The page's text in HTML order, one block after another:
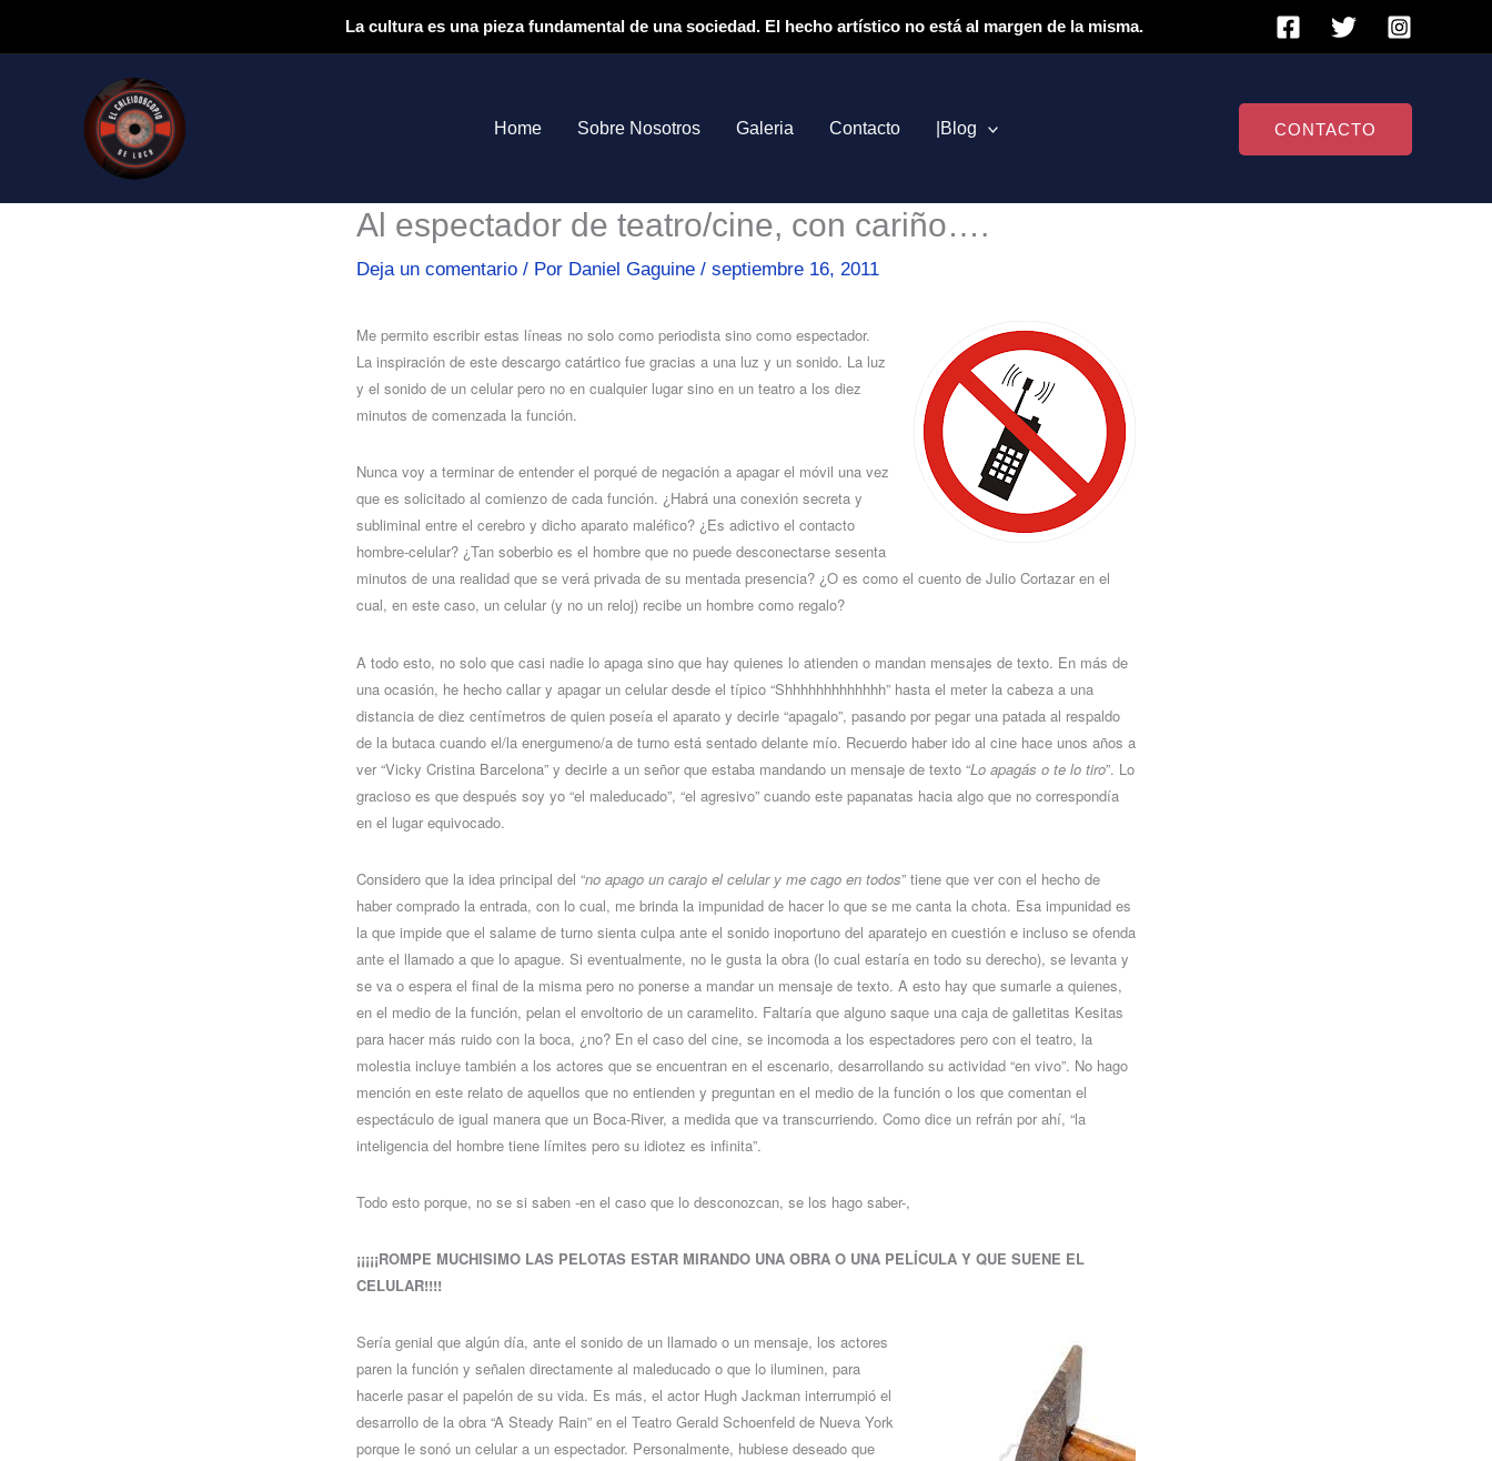
contenido
La cultura es una pieza fundamental de una sociedad. El hecho artístico no está al margen de la misma.
Home Sobre Nosotros Galeria Contacto |Blog CONTACTO
Al espectador de teatro/cine, con cariño….
Deja un comentario / Por Daniel Gaguine / septiembre 16, 2011
Me permito escribir estas líneas no solo como periodista sino como espectador.
La inspiración de este descargo catártico fue gracias a una luz y un sonido. La luz
y el sonido de un celular pero no en cualquier lugar sino en un teatro a los diez
minutos de comenzada la función.
Nunca voy a terminar de entender el porqué de negación a apagar el móvil una vez
que es solicitado al comienzo de cada función. ¿Habrá una conexión secreta y
subliminal entre el cerebro y dicho aparato maléfico? ¿Es adictivo el contacto
hombre-celular? ¿Tan soberbio es el hombre que no puede desconectarse sesenta
minutos de una realidad que se verá privada de su mentada presencia? ¿O es como el cuento de Julio Cortazar en el
cual, en este caso, un celular (y no un reloj) recibe un hombre como regalo?
A todo esto, no solo que casi nadie lo apaga sino que hay quienes lo atienden o mandan mensajes de texto. En más de
una ocasión, he hecho callar y apagar un celular desde el típico “Shhhhhhhhhhhhh” hasta el meter la cabeza a una
distancia de diez centímetros de quien poseía el aparato y decirle “apagalo”, pasando por pegar una patada al respaldo
de la butaca cuando el/la energumeno/a de turno está sentado delante mío. Recuerdo haber ido al cine hace unos años a
ver “Vicky Cristina Barcelona” y decirle a un señor que estaba mandando un mensaje de texto “Lo apagás o te lo tiro”. Lo
gracioso es que después soy yo “el maleducado”, “el agresivo” cuando este papanatas hacia algo que no correspondía
en el lugar equivocado.
Considero que la idea principal del “no apago un carajo el celular y me cago en todos” tiene que ver con el hecho de
haber comprado la entrada, con lo cual, me brinda la impunidad de hacer lo que se me canta la chota. Esa impunidad es
la que impide que el salame de turno sienta culpa ante el sonido inoportuno del aparatejo en cuestión e incluso se ofenda
ante el llamado a que lo apague. Si eventualmente, no le gusta la obra (lo cual estaría en todo su derecho), se levanta y
se va o espera el final de la misma pero no ponerse a mandar un mensaje de texto. A esto hay que sumarle a quienes,
en el medio de la función, pelan el envoltorio de un caramelito. Faltaría que alguno saque una caja de galletitas Kesitas
para hacer más ruido con la boca, ¿no? En el caso del cine, se incomoda a los espectadores pero con el teatro, la
molestia incluye también a los actores que se encuentran en el escenario, desarrollando su actividad “en vivo”. No hago
mención en este relato de aquellos que no entienden y preguntan en el medio de la función o los que comentan el
espectáculo de igual manera que un Boca-River, a medida que va transcurriendo. Como dice un refrán por ahí, “la
inteligencia del hombre tiene límites pero su idiotez es infinita”.
Todo esto porque, no se si saben -en el caso que lo desconozcan, se los hago saber-,
¡¡¡¡¡ROMPE MUCHISIMO LAS PELOTAS ESTAR MIRANDO UNA OBRA O UNA PELÍCULA Y QUE SUENE EL
CELULAR!!!!
Sería genial que algún día, ante el sonido de un llamado o un mensaje, los actores
paren la función y señalen directamente al maleducado o que lo iluminen, para
hacerle pasar el papelón de su vida. Es más, el actor Hugh Jackman interrumpió el
desarrollo de la obra “A Steady Rain” en el Teatro Gerald Schoenfeld de Nueva York
porque le sonó un celular a un espectador. Personalmente, hubiese deseado que